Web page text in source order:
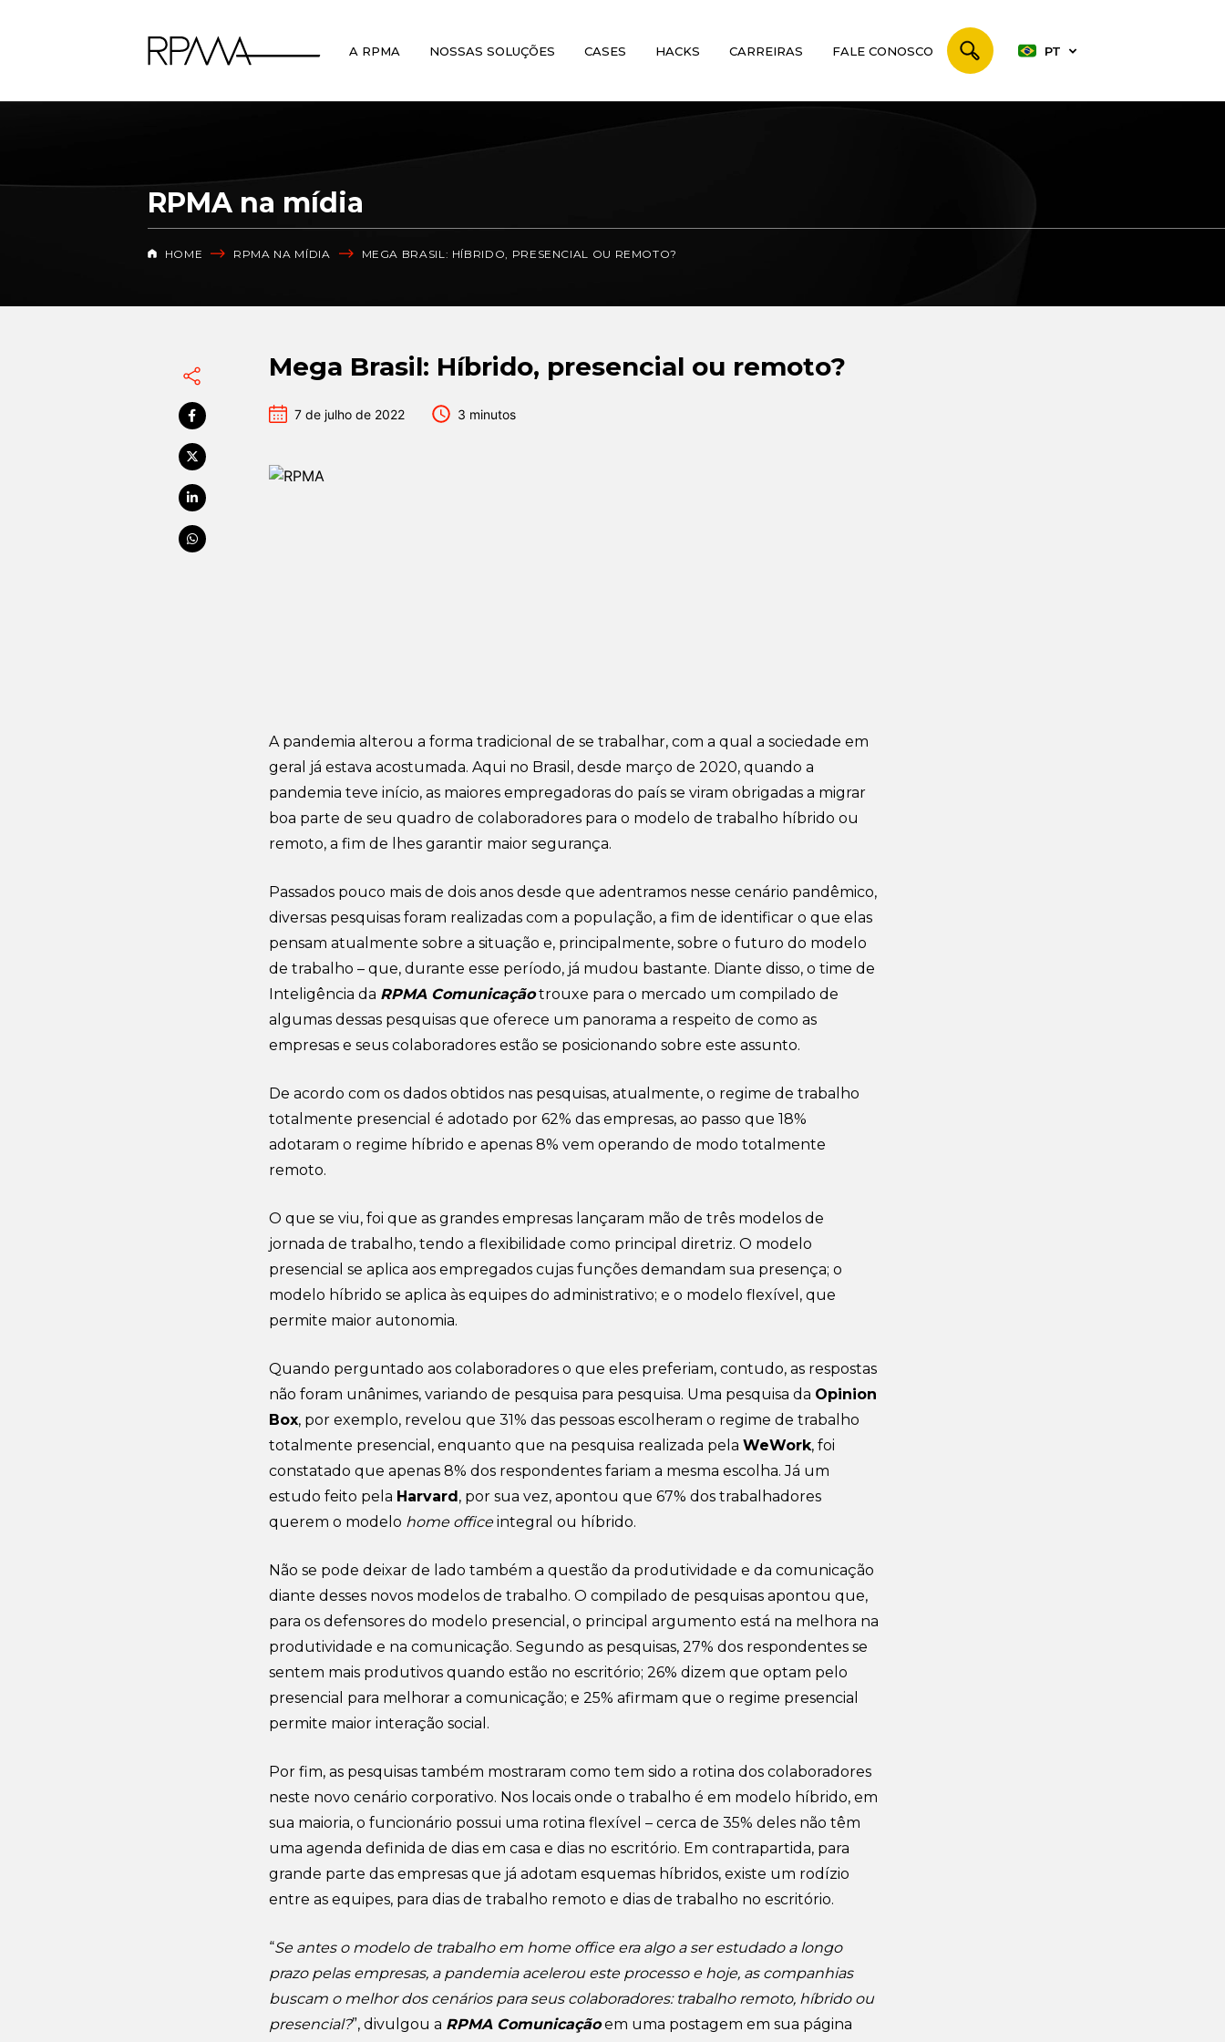
A RPMA NOSSAS SOLUÇÕES CASES HACKS CARREIRAS FALE CONOSCO PT
RPMA na mídia
HOME RPMA NA MÍDIA MEGA BRASIL: HÍBRIDO, PRESENCIAL OU REMOTO?
Mega Brasil: Híbrido, presencial ou remoto?
7 de julho de 2022 3 minutos
A pandemia alterou a forma tradicional de se trabalhar, com a qual a sociedade em
geral já estava acostumada. Aqui no Brasil, desde março de 2020, quando a
pandemia teve início, as maiores empregadoras do país se viram obrigadas a migrar
boa parte de seu quadro de colaboradores para o modelo de trabalho híbrido ou
remoto, a fim de lhes garantir maior segurança.
Passados pouco mais de dois anos desde que adentramos nesse cenário pandêmico,
diversas pesquisas foram realizadas com a população, a fim de identificar o que elas
pensam atualmente sobre a situação e, principalmente, sobre o futuro do modelo
de trabalho – que, durante esse período, já mudou bastante. Diante disso, o time de
Inteligência da RPMA Comunicaçãotrouxe para o mercado um compilado de
algumas dessas pesquisas que oferece um panorama a respeito de como as
empresas e seus colaboradores estão se posicionando sobre este assunto.
De acordo com os dados obtidos nas pesquisas, atualmente, o regime de trabalho
totalmente presencial é adotado por 62% das empresas, ao passo que 18%
adotaram o regime híbrido e apenas 8% vem operando de modo totalmente
remoto.
O que se viu, foi que as grandes empresas lançaram mão de três modelos de
jornada de trabalho, tendo a flexibilidade como principal diretriz. O modelo
presencial se aplica aos empregados cujas funções demandam sua presença; o
modelo híbrido se aplica às equipes do administrativo; e o modelo flexível, que
permite maior autonomia.
Quando perguntado aos colaboradores o que eles preferiam, contudo, as respostas
não foram unânimes, variando de pesquisa para pesquisa. Uma pesquisa da Opinion
Box, por exemplo, revelou que 31% das pessoas escolheram o regime de trabalho
totalmente presencial, enquanto que na pesquisa realizada pela WeWork, foi
constatado que apenas 8% dos respondentes fariam a mesma escolha. Já um
estudo feito pela Harvard, por sua vez, apontou que 67% dos trabalhadores
querem o modelo home officeintegral ou híbrido.
Não se pode deixar de lado também a questão da produtividade e da comunicação
diante desses novos modelos de trabalho. O compilado de pesquisas apontou que,
para os defensores do modelo presencial, o principal argumento está na melhora na
produtividade e na comunicação. Segundo as pesquisas, 27% dos respondentes se
sentem mais produtivos quando estão no escritório; 26% dizem que optam pelo
presencial para melhorar a comunicação; e 25% afirmam que o regime presencial
permite maior interação social.
Por fim, as pesquisas também mostraram como tem sido a rotina dos colaboradores
neste novo cenário corporativo. Nos locais onde o trabalho é em modelo híbrido, em
sua maioria, o funcionário possui uma rotina flexível – cerca de 35% deles não têm
uma agenda definida de dias em casa e dias no escritório. Em contrapartida, para
grande parte das empresas que já adotam esquemas híbridos, existe um rodízio
entre as equipes, para dias de trabalho remoto e dias de trabalho no escritório.
“Se antes o modelo de trabalho em home office era algo a ser estudado a longo
prazo pelas empresas, a pandemia acelerou este processo e hoje, as companhias
buscam o melhor dos cenários para seus colaboradores: trabalho remoto, híbrido ou
presencial?”, divulgou a RPMA Comunicaçãoem uma postagem em sua página